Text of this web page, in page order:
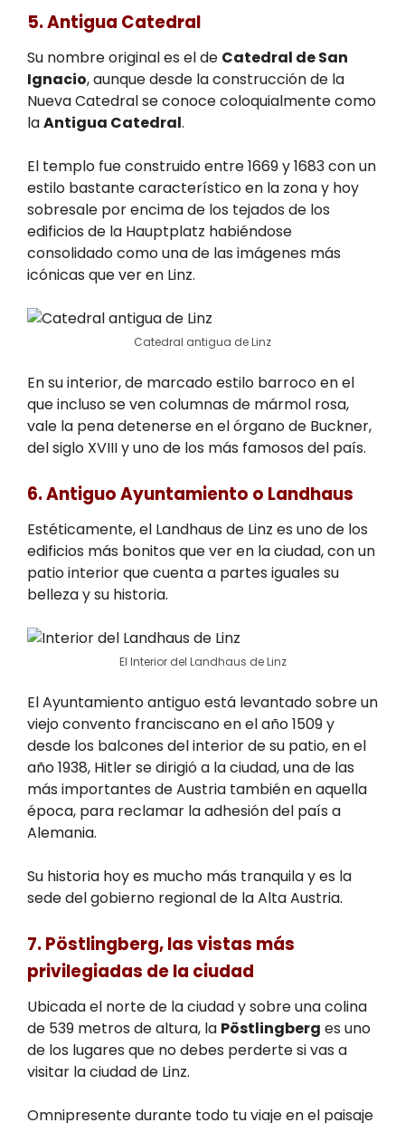
5. Antigua Catedral
Su nombre original es el de Catedral de San
Ignacio, aunque desde la construcción de la
Nueva Catedral se conoce coloquialmente como
laAntigua Catedral.
El templo fue construido entre 1669 y 1683 con un
estilo bastante característico en la zona y hoy
sobresale por encima de los tejados de los
edificios de la Hauptplatz habiéndose
consolidado como una de las imágenes más
icónicas que ver en Linz.
Catedral antigua de Linz
En su interior, de marcado estilo barroco en el
que incluso se ven columnas de mármol rosa,
vale la pena detenerse en el órgano de Buckner,
del siglo XVIII y uno de los más famosos del país.
6. Antiguo Ayuntamiento o Landhaus
Estéticamente, el Landhaus de Linz es uno de los
edificios más bonitos que ver en la ciudad, con un
patio interior que cuenta a partes iguales su
belleza y su historia.
El Interior del Landhaus de Linz
El Ayuntamiento antiguo está levantado sobre un
viejo convento franciscano en el año 1509 y
desde los balcones del interior de su patio, en el
año 1938, Hitler se dirigió a la ciudad, una de las
más importantes de Austria también en aquella
época, para reclamar la adhesión del país a
Alemania.
Su historia hoy es mucho más tranquila y es la
sede del gobierno regional de la Alta Austria.
7. Pöstlingberg, las vistas más
privilegiadas de la ciudad
Ubicada el norte de la ciudad y sobre una colina
de 539 metros de altura, la Pöstlingberg es uno
de los lugares que no debes perderte si vas a
visitar la ciudad de Linz.
Omnipresente durante todo tu viaje en el paisaje